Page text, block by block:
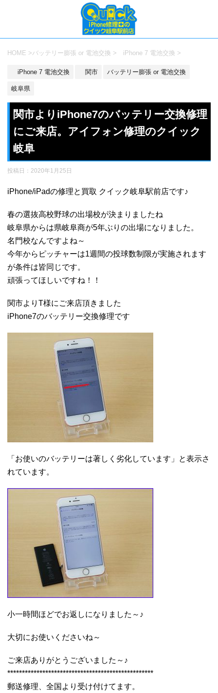
HOME >バッテリー膨張 or 電池交換 > iPhone 7 電池交換 >
iPhone 7 電池交換 関市 バッテリー膨張 or 電池交換
岐阜県
関市よりiPhone7のバッテリー交換修理
にご来店。アイフォン修理のクイック
岐阜
投稿日： 2020年1月25日
iPhone/iPadの修理と買取 クイック岐阜駅前店です♪
春の選抜高校野球の出場校が決まりましたね
岐阜県からは県岐阜商が5年ぶりの出場になりました。
名門校なんですよね～
今年からピッチャーは1週間の投球数制限が実施されます
が条件は皆同じです。
頑張ってほしいですね！！
関市よりT様にご来店頂きました
iPhone7のバッテリー交換修理です
「お使いのバッテリーは著しく劣化しています」と表示さ
れています。
小一時間ほどでお返しになりました～♪
大切にお使いくださいね～
ご来店ありがとうございました～♪
**************************************************
郵送修理、全国より受け付けてます。